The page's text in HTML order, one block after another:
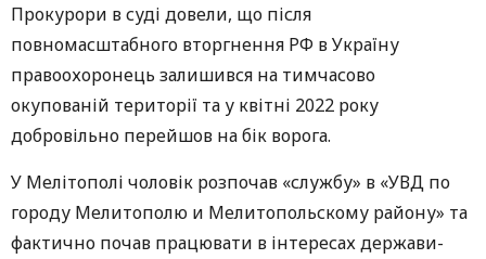
Прокурори в суді довели, що після
повномасштабного вторгнення РФ в Україну
правоохоронець залишився на тимчасово
окупованій території та у квітні 2022 року
добровільно перейшов на бік ворога.
У Мелітополі чоловік розпочав «службу» в «УВД по
городу Мелитополю и Мелитопольскому району» та
фактично почав працювати в інтересах держави-